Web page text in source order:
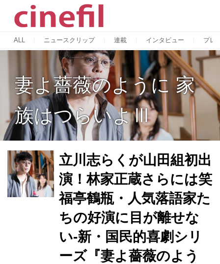
ALL ニュースクリップ 連載 インタビュー プレ
妻よ薔薇のように 家
族はつらいよⅢ
立川志らくが山田組初出
演！林家正蔵さらには笑
福亭鶴瓶・人気落語家た
ちの好演に目が離せな
い-新・国民的喜劇シリ
ーズ『妻よ薔薇のよう